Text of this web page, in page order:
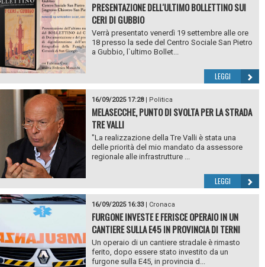
PRESENTAZIONE DELL'ULTIMO BOLLETTINO SUI
CERI DI GUBBIO
Verrà presentato venerdì 19 settembre alle ore
18 presso la sede del Centro Sociale San Pietro
a Gubbio, l`ultimo Bollet...
LEGGI
16/09/2025 17:28| Politica
MELASECCHE, PUNTO DI SVOLTA PER LA STRADA
TRE VALLI
"La realizzazione della Tre Valli è stata una
delle priorità del mio mandato da assessore
regionale alle infrastrutture ...
LEGGI
16/09/2025 16:33| Cronaca
FURGONE INVESTE E FERISCE OPERAIO IN UN
CANTIERE SULLA E45 IN PROVINCIA DI TERNI
Un operaio di un cantiere stradale è rimasto
ferito, dopo essere stato investito da un
furgone sulla E45, in provincia d...